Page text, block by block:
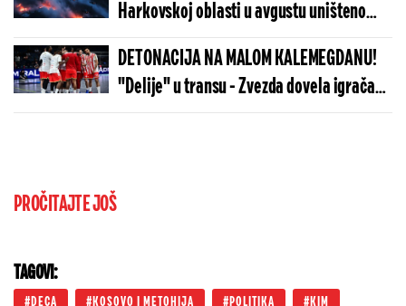
Harkovskoj oblasti u avgustu uništeno
više od 100 „baba jaga“
DETONACIJA NA MALOM KALEMEGDANU!
"Delije" u transu - Zvezda dovela igrača
Real Madrida!
PROČITAJTE JOŠ
TAGOVI:
DECA KOSOVO I METOHIJA POLITIKA KIM